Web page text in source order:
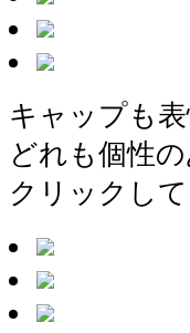
キャップも
どれも個性
クリックし